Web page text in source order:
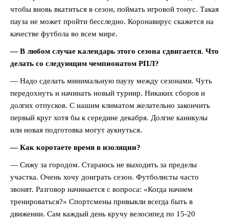
чтобы вновь вкатиться в сезон, поймать игровой тонус. Такая
пауза не может пройти бесследно. Коронавирус скажется на
качестве футбола во всем мире.
— В любом случае календарь этого сезона сдвигается. Что
делать со следующим чемпионатом РПЛ?
— Надо сделать минимальную паузу между сезонами. Чуть
передохнуть и начинать новый турнир. Никаких сборов и
долгих отпусков. С нашим климатом желательно закончить
первый круг хотя бы к середине декабря. Долгие каникулы
или новая подготовка могут аукнуться.
— Как коротаете время в изоляции?
— Сижу за городом. Стараюсь не выходить за пределы
участка. Очень хочу доиграть сезон. Футболисты часто
звонят. Разговор начинается с вопроса: «Когда начнем
тренироваться?» Спортсмены привыкли всегда быть в
движении. Сам каждый день кручу велосипед по 15-20